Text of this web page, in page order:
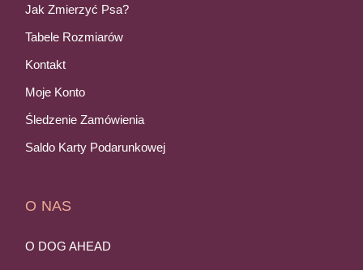
Jak Zmierzyć Psa?
Tabele Rozmiarów
Kontakt
Moje Konto
Śledzenie Zamówienia
Saldo Karty Podarunkowej
O NAS
O DOG AHEAD